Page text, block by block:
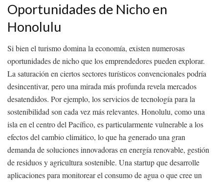
Oportunidades de Nicho en
Honolulu
Si bien el turismo domina la economía, existen numerosas
oportunidades de nicho que los emprendedores pueden explorar.
La saturación en ciertos sectores turísticos convencionales podría
desincentivar, pero una mirada más profunda revela mercados
desatendidos. Por ejemplo, los servicios de tecnología para la
sostenibilidad son cada vez más relevantes. Honolulu, como una
isla en el centro del Pacífico, es particularmente vulnerable a los
efectos del cambio climático, lo que ha generado una gran
demanda de soluciones innovadoras en energía renovable, gestión
de residuos y agricultura sostenible. Una startup que desarrolle
aplicaciones para monitorear el consumo de agua o que cree un